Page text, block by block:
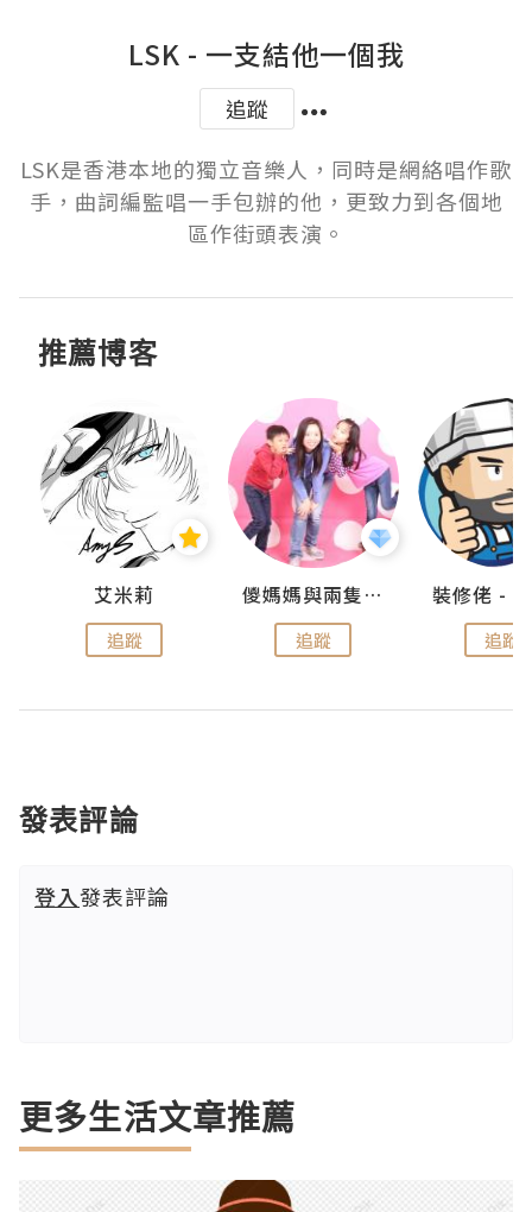
LSK - 一支結他一個我
追蹤
LSK是香港本地的獨立音樂人，同時是網絡唱作歌
手，曲詞編監唱一手包辦的他，更致力到各個地
區作街頭表演。
推薦博客
艾米莉
追蹤
儍媽媽與兩隻小魔怪之家
追蹤 追蹤
發表評論
登入發表評論
更多生活文章推薦